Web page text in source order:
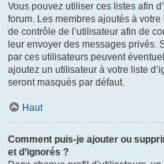
Vous pouvez utiliser ces listes afin
forum. Les membres ajoutés à
de contrôle de l’utilisateur afin de
leur envoyer des messages privés.
par ces utilisateurs peuvent
ajoutez un utilisateur à votre liste
seront masqués par défaut.
Haut
Comment puis-je ajouter ou
et d’ignorés ?